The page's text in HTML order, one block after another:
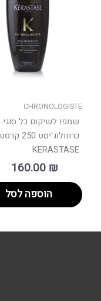
CHRONOLOGISTE
שמפו לשיקום כל
כרונולוג'יסט
KERASTASE
160.00 ₪
הוספה לסל